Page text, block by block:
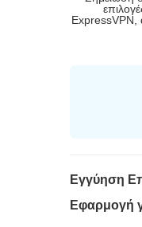
ExpressVPN,
Εγγύηση
Εφαρμογή